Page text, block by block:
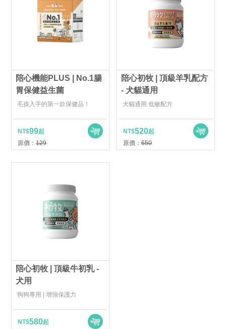
陪心機能PLUS | No.1腸
胃保健益生菌
毛孩入手的第一款保健品！
NT$99起
原價： 129
陪心初牧 | 頂級羊乳配方
- 犬貓通用
犬貓通用 低敏配方
NT$520起
原價： 650
陪心初牧 | 頂級牛初乳 -
犬用
狗狗專用 | 增強保護力
NT$580起